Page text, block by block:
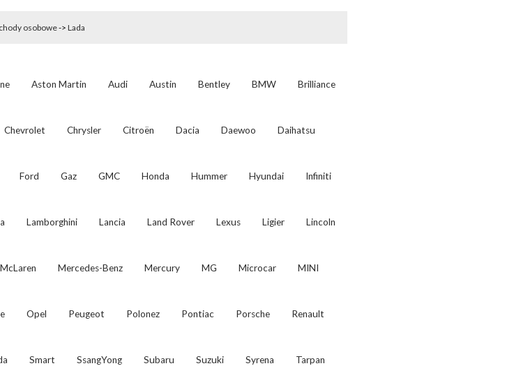
osobowe-> Lada
Aston Martin Audi Austin Bentley BMW Brilliance
Chevrolet Chrysler Citroën Dacia Daewoo Daihatsu
Ford Gaz GMC Honda Hummer Hyundai Infiniti
Lamborghini Lancia Land Rover Lexus Ligier Lincoln
McLaren Mercedes-Benz Mercury MG Microcar MINI
Opel Peugeot Polonez Pontiac Porsche Renault
Smart SsangYong Subaru Suzuki Syrena Tarpan